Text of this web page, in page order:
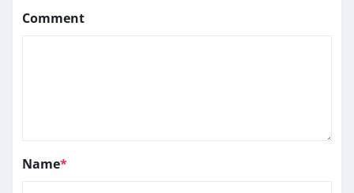
Comment
Name*